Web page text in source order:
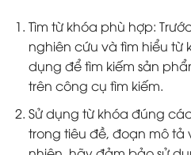
Tìm từ khóa phù hợp:
nghiên cứu và tìm hiểu từ
dụng để tìm kiếm sản
trên công cụ tìm kiếm.
Sử dụng từ khóa đúng
trong tiêu đề, đoạn mô tả